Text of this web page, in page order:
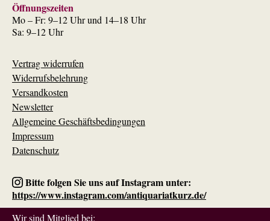
Öffnungszeiten
Mo – Fr: 9–12 Uhr und 14–18 Uhr
Sa: 9–12 Uhr
Vertrag widerrufen
Widerrufsbelehrung
Versandkosten
Newsletter
Allgemeine Geschäftsbedingungen
Impressum
Datenschutz
Bitte folgen Sie uns auf Instagram unter:
https://www.instagram.com/antiquariatkurz.de/
Wir sind Mitglied bei: